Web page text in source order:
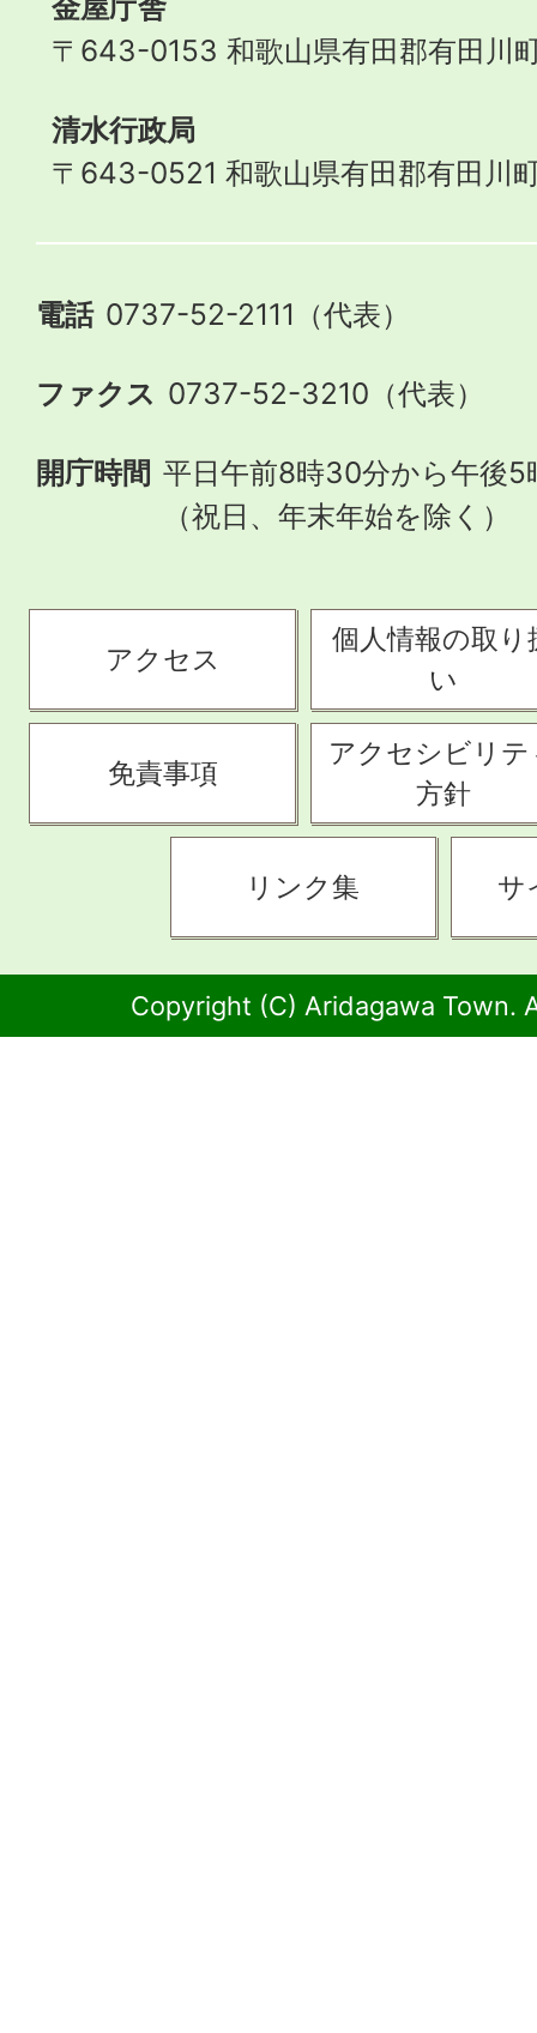
金屋庁舎
〒643-0153 和歌山県有田郡有田川
清水行政局
〒643-0521 和歌山県有田郡有田川
電話 0737-52-2111（代表）
ファクス 0737-52-3210（代表）
開庁時間 平日午前8時30分から午後5
（祝日、年末年始を除く）
アクセス
個人情報の取り
い
免責事項
アクセシビリテ
方針
リンク集 サ
Copyright (C) Aridagawa Town.